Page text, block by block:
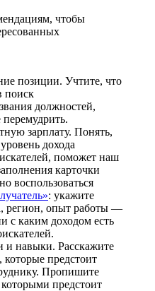
чтобы
позиции. Учтите, что
поиск
должностей,
зарплату. Понять,
дохода
поможет наш
карточки
воспользоваться
: укажите
регион, опыт работы —
с каким доходом есть
и навыки. Расскажите
которые предстоит
Пропишите
предстоит